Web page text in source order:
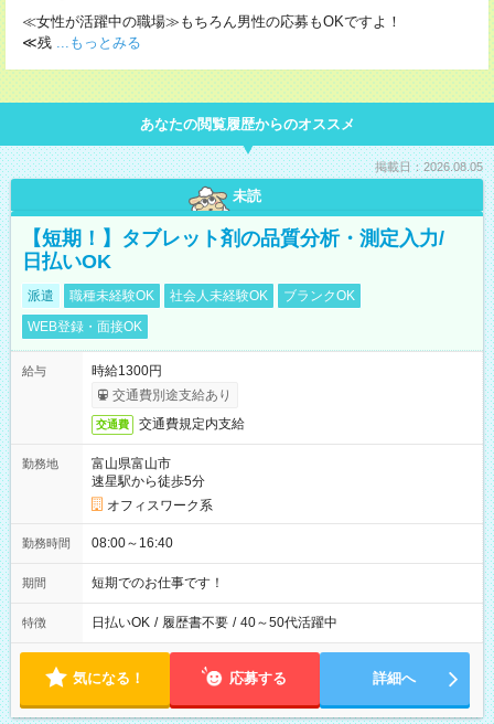
≪女性が活躍中の職場≫もちろん男性の応募もOKですよ！
≪残 ...もっとみる
あなたの閲覧履歴からのオススメ
掲載日：2026.08.05
未読
【短期！】タブレット剤の品質分析・測定入力/
日払いOK
派遣 職種未経験OK 社会人未経験OK
ブランクOK
WEB登録・面接OK
給与
時給1300円
交通費別途支給あり
交通費 交通費規定内支給
勤務地
富山県富山市
速星駅から徒歩5分
オフィスワーク系
勤務時間 08:00～16:40
期間 短期でのお仕事です！
特徴 日払いOK / 履歴書不要 / 40～50代活躍中
気になる！ 応募する 詳細へ